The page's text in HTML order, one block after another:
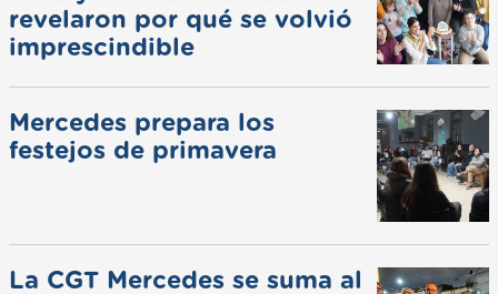
revelaron por qué se volvió
imprescindible
Mercedes prepara los
festejos de primavera
La CGT Mercedes se suma al